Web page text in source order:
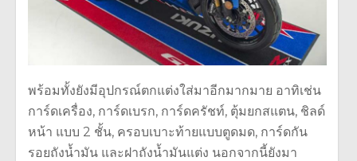
พร้อมทั้งยังมีอุปกรณ์ตกแต่งใส่มาอีกมากมาย อาทิเช่น
การ์ดเครื่อง, การ์ดเบรก, การ์ดครัชท์, ตุ้มยกสแตน, ชิลด์
หน้า แบบ 2 ชั้น, ครอบเบาะท้ายแบบตูดมด, การ์ดกัน
รอยถังน้ำมัน และฝาถังน้ำมันแต่ง นอกจากนี้ยังมา